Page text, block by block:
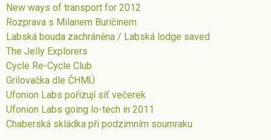
New ways of transport for 2012
Rozprava s Milanem Buričinem
Labská bouda zachráněna / Labská lodge saved
The Jelly Explorers
Cycle Re-Cycle Club
Grilovačka dle ČHMÚ
Ufonion Labs pořizují síť večerek
Ufonion Labs going lo-tech in 2011
Chaberská skládka při podzimním soumraku